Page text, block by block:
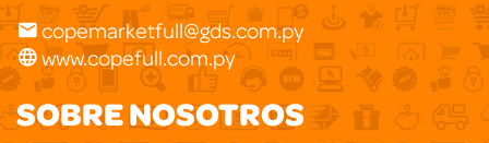
copemarketfull@gds.com.py
www.copefull.com.py
SOBRE NOSOTROS